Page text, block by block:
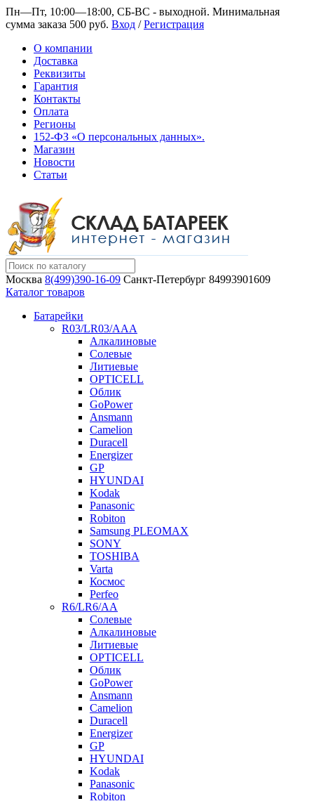
Пн—Пт, 10:00—18:00, СБ-ВС - выходной. Минимальная
сумма заказа 500 руб. Вход /Регистрация
О компании
Доставка
Реквизиты
Гарантия
Контакты
Оплата
Регионы
152-ФЗ «О персональных данных».
Магазин
Новости
Статьи
Москва 8(499)390-16-09 Санкт-Петербург 84993901609
Каталог товаров
Батарейки
R03/LR03/AAA
Алкалиновые
Солевые
Литиевые
OPTICELL
Облик
GoPower
Ansmann
Camelion
Duracell
Energizer
GP
HYUNDAI
Kodak
Panasonic
Robiton
Samsung PLEOMAX
SONY
TOSHIBA
Varta
Космос
Perfeo
R6/LR6/AA
Солевые
Алкалиновые
Литиевые
OPTICELL
Облик
GoPower
Ansmann
Camelion
Duracell
Energizer
GP
HYUNDAI
Kodak
Panasonic
Robiton